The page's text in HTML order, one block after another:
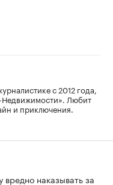
с 2012 года,
Недвижимости». Любит
и приключения.
наказывать за